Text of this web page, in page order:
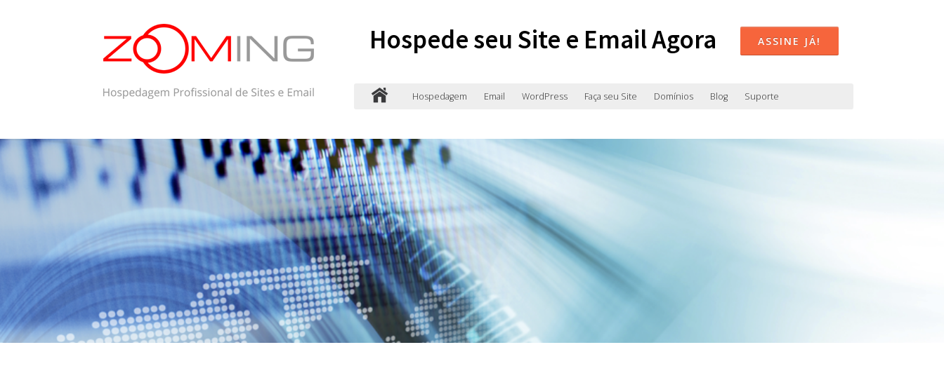
Hospede seu Site e Email Agora ASSINE JÁ!
Hospedagem Email WordPress Faça seu Site Domínios Blog Suporte